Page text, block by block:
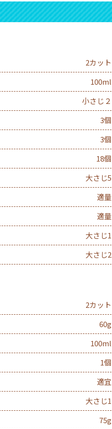
2カット
100ml
小さじ２
3個
3個
18個
大さじ5
適量
適量
大さじ1
大さじ2
2カット
60g
100ml
1個
適宜
大さじ1
75g